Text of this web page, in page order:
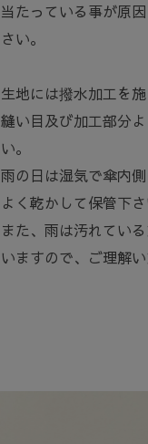
当たっている事が原
さい。
生地には撥水加工を
縫い目及び加工部分
い。
雨の日は湿気で傘内
よく乾かして保管下さ
また、雨は汚れてい
いますので、ご理解